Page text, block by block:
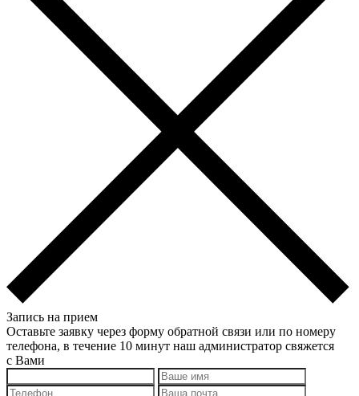
Запись на прием
Оставьте заявку через форму обратной связи или по номеру
телефона, в течение 10 минут наш администратор свяжется
с Вами